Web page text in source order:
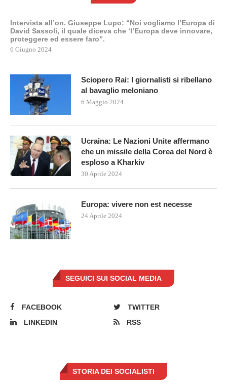
Intervista all’on. Giuseppe Lupo: “Noi vogliamo l’Europa di
David Sassoli, il quale diceva che ‘l’Europa deve innovare,
proteggere ed essere faro”.
6 Giugno 2024
Sciopero Rai: I giornalisti si ribellano
al bavaglio meloniano
6 Maggio 2024
Ucraina: Le Nazioni Unite affermano
che un missile della Corea del Nord è
esploso a Kharkiv
30 Aprile 2024
Europa: vivere non est necesse
24 Aprile 2024
SEGUICI SUI SOCIAL MEDIA
FACEBOOK
TWITTER
LINKEDIN
RSS
STORIA DEI SOCIALISTI